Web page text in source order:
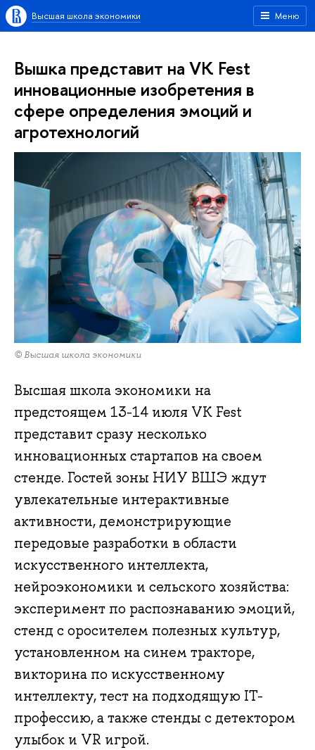
Меню
Высшая школа экономики
Вышка представит на VK Fest
инновационные изобретения в
сфере определения эмоций и
агротехнологий
© Высшая школа экономики
Высшая школа экономики на
предстоящем 13-14 июля VK Fest
представит сразу несколько
инновационных стартапов на своем
стенде. Гостей зоны НИУ ВШЭ ждут
увлекательные интерактивные
активности, демонстрирующие
передовые разработки в области
искусственного интеллекта,
нейроэкономики и сельского хозяйства:
эксперимент по распознаванию эмоций,
стенд с оросителем полезных культур,
установленном на синем тракторе,
викторина по искусственному
интеллекту, тест на подходящую IT-
профессию, а также стенды с детектором
улыбок и VR игрой.